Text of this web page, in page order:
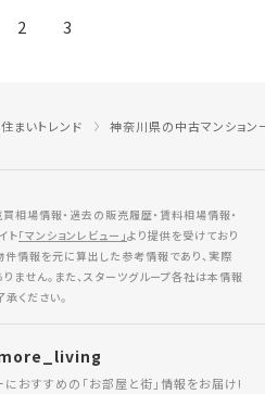
2 3
住まいトレンド 神奈川県の中古マンション
相場情報・過去の販売履歴・賃料相場情報・
ト「マンションレビュー」より提供を受けており
情報を元に算出した参考情報であり、実際
ません。また、スターツグループ各社は本情報
ください。
おすすめの「お部屋と街」情報をお届け!